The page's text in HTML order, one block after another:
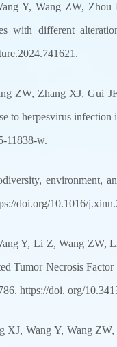
Y, Wang ZW,
with different
Zhang XJ, Gui
to herpesvirus
11838-w.
environment,
doi.org/10.1016/
Y, Li Z, Wang ZW,
Tumor Necrosis Factor
https://doi. org/
Wang Y, Wang